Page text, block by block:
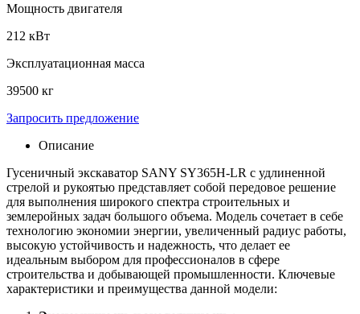
Мощность двигателя
212 кВт
Эксплуатационная масса
39500 кг
Запросить предложение
Описание
Гусеничный экскаватор SANY SY365H-LR с удлиненной
стрелой и рукоятью представляет собой передовое решение
для выполнения широкого спектра строительных и
землеройных задач большого объема. Модель сочетает в себе
технологию экономии энергии, увеличенный радиус работы,
высокую устойчивость и надежность, что делает ее
идеальным выбором для профессионалов в сфере
строительства и добывающей промышленности. Ключевые
характеристики и преимущества данной модели: